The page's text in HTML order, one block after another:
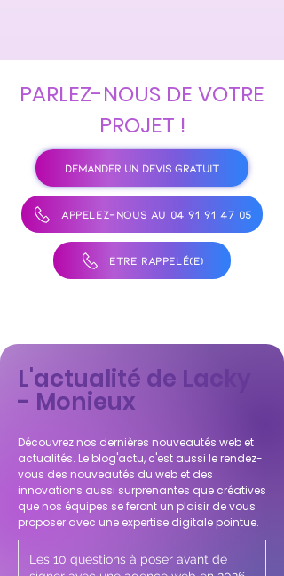
PARLEZ-NOUS DE VOTRE
PROJET !
DEMANDER UN DEVIS GRATUIT
APPELEZ-NOUS AU 04 91 91 47 05
ÊTRE RAPPELÉ(E)
L'actualité de Lacky
- Monieux
Découvrez nos dernières nouveautés web et
actualités. Le blog'actu, c'est aussi le rendez-
vous des nouveautés du web et des
innovations aussi surprenantes que créatives
que nos équipes se feront un plaisir de vous
proposer avec une expertise digitale pointue.
Les 10 questions à poser avant de